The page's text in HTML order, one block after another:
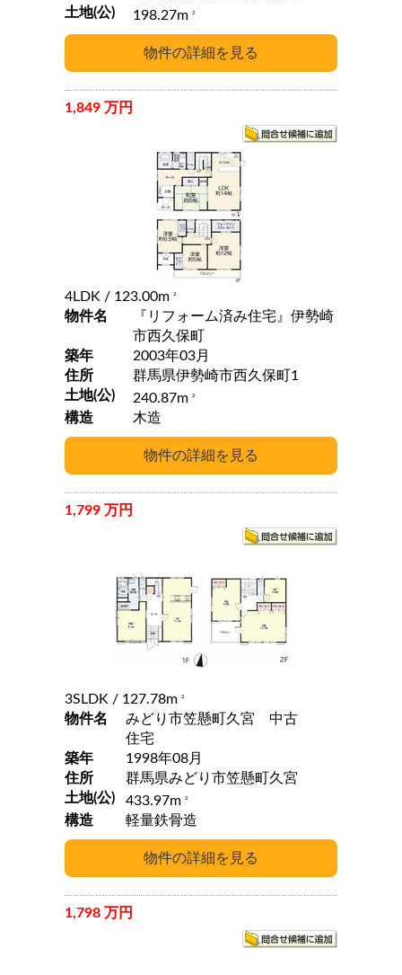
土地(公)
198.27m 2
1,849 万円
4LDK / 123.00m 2
物件名
『リフォーム済み住宅』伊勢崎
市西久保町
築年
2003年03月
住所
群馬県伊勢崎市西久保町1
土地(公)
240.87m 2
構造 木造
1,799 万円
3SLDK / 127.78m 2
物件名
みどり市笠懸町久宮 中古
住宅
築年
1998年08月
住所
群馬県みどり市笠懸町久宮
土地(公)
433.97m 2
構造 軽量鉄骨造
1,798 万円